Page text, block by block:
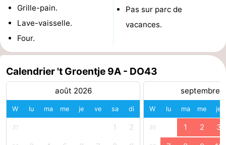
mini-
bien-
&
Nature
guidées
Sports
Grille-pain.
Lave-vaisselle.
Four.
Pas sur parc de
vacances.
Calendrier 't Groentje 9A - DO43
août 2026
W lu ma me je ve sa di
31 1 2
septembre
W lu ma me je
36 1 2 3